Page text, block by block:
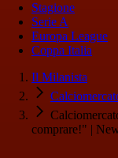
Stagione
Serie A
Europa League
Coppa Italia
Il Milanista
comprare!" |